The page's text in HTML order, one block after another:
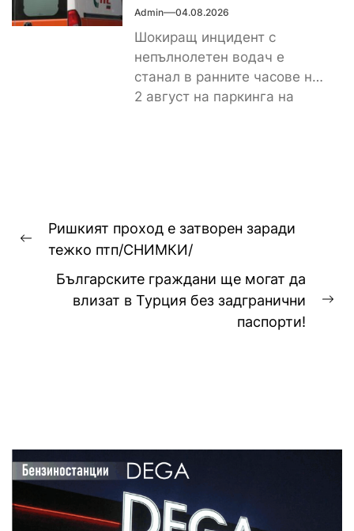
Admin 04.08.2026
Шокиращ инцидент с
непълнолетен водач е
станал в ранните часове на
2 август на паркинга на
Навигация
Previous
Ришкият проход е затворен заради
тежко птп/СНИМКИ/
Българските граждани ще могат да
влизат в Турция без задгранични
паспорти!